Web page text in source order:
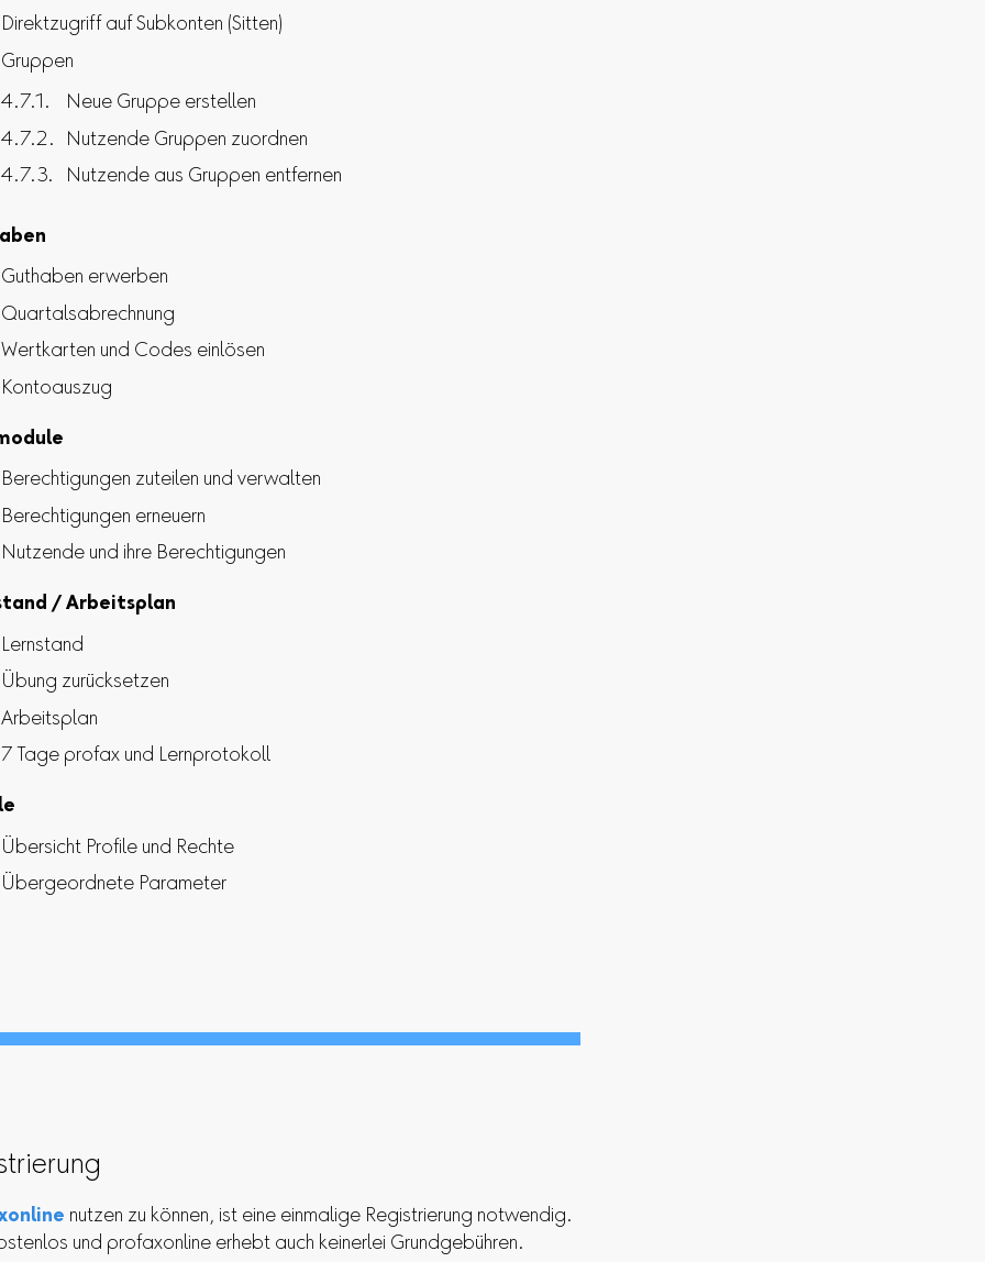
Direktzugriff auf Subkonten (Sitten)
Gruppen
Neue Gruppe erstellen
Nutzende Gruppen zuordnen
Nutzende aus Gruppen entfernen
Guthaben erwerben
Quartalsabrechnung
Wertkarten und Codes einlösen
Kontoauszug
Berechtigungen zuteilen und verwalten
Berechtigungen erneuern
Nutzende und ihre Berechtigungen
/ Arbeitsplan
Lernstand
Übung zurücksetzen
Arbeitsplan
7 Tage profax und Lernprotokoll
Übersicht Profile und Rechte
Übergeordnete Parameter
nutzen zu können, ist eine einmalige Registrierung notwendig.
und profaxonline erhebt auch keinerlei Grundgebühren.